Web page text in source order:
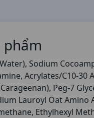
phẩm
Sodium
Acrylates/C10-30
Peg-7
Lauroyl Oat Amino
Ethylhexyl